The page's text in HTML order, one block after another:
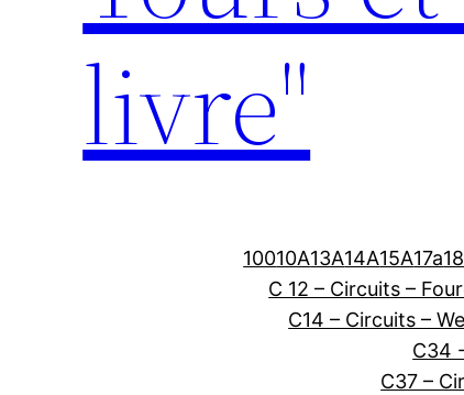
livre"
10010A13A14A15A17a
C 12 – Circuits –
C14 – Circuits –
C34
C37 –